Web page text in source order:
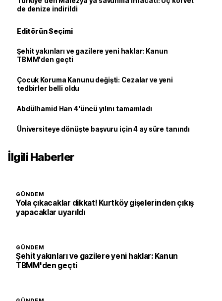
de denize indirildi
Editörün Seçimi
Şehit yakınları ve gazilere yeni haklar: Kanun
TBMM'den geçti
Çocuk Koruma Kanunu değişti: Cezalar ve yeni
tedbirler belli oldu
Abdülhamid Han 4'üncü yılını tamamladı
Üniversiteye dönüşte başvuru için 4 ay süre tanındı
İlgili Haberler
GÜNDEM
Yola çıkacaklar dikkat! Kurtköy gişelerinden çıkış
yapacaklar uyarıldı
GÜNDEM
Şehit yakınları ve gazilere yeni haklar: Kanun
TBMM'den geçti